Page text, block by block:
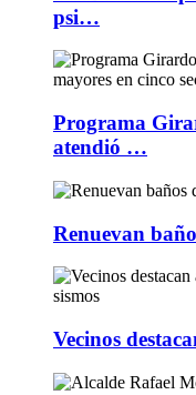
psi…
Programa
atendió …
Renuevan
Vecinos